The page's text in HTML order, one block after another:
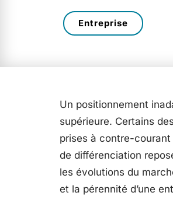
Entreprise
Un positionnement
supérieure. Certains
prises à contre-
de différenciation
les évolutions du
et la pérennité d’une